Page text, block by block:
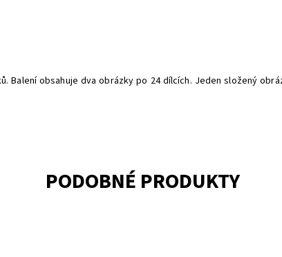
Balení obsahuje dva obrázky po 24 dílcích. Jeden složený
PODOBNÉ PRODUKTY